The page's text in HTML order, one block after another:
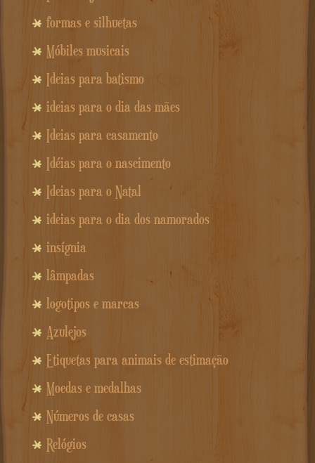
formas e silhuetas
Móbiles musicais
Ideias para batismo
ideias para o dia das mães
Ideias para casamento
Idéias para o nascimento
Ideias para o Natal
ideias para o dia dos namorados
insígnia
lâmpadas
logotipos e marcas
Azulejos
Etiquetas para animais de estimação
Moedas e medalhas
Números de casas
Relógios